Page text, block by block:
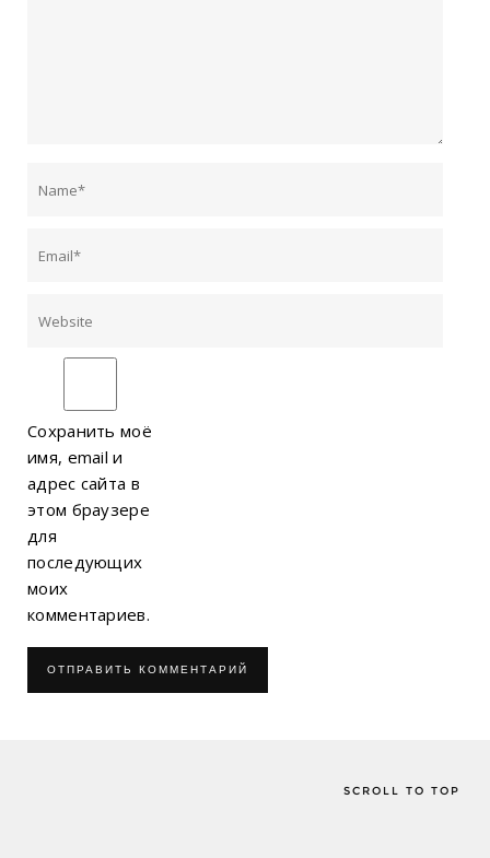
Сохранить моё
имя, email и
адрес сайта в
этом браузере
для
последующих
моих
комментариев.
SCROLL TO TOP